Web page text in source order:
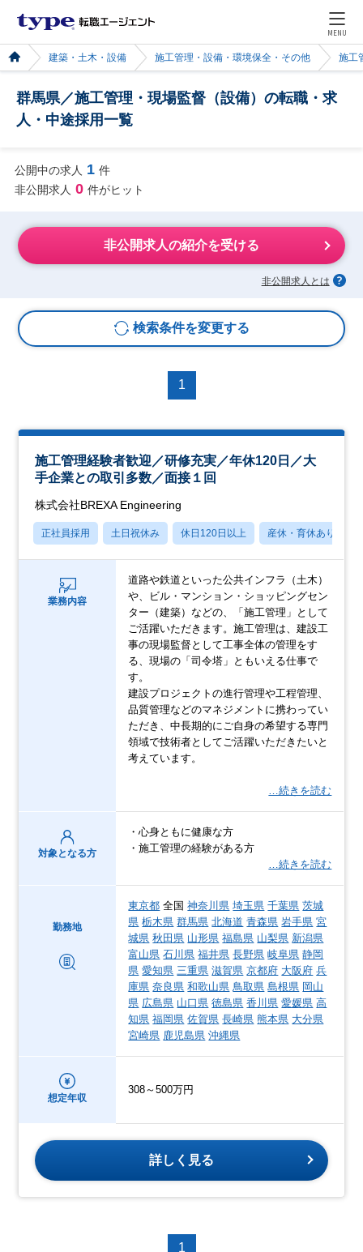
MENU
建築・土木・設備 施工管理・設備・環境保全・その他 施工
群馬県／施工管理・現場監督（設備）の転職・求
人・中途採用一覧
公開中の求人 1 件
非公開求人 0 件がヒット
非公開求人の紹介を受ける
非公開求人とは
検索条件を変更する
1
施工管理経験者歓迎／研修充実／年休120日／大
手企業との取引多数／面接１回
株式会社BREXA Engineering
正社員採用 土日祝休み 休日120日以上 産休・育休あり
業務内容
道路や鉄道といった公共インフラ（土木）
や、ビル・マンション・ショッピングセン
ター（建築）などの、「施工管理」として
ご活躍いただきます。施工管理は、建設工
事の現場監督として工事全体の管理をす
る、現場の「司令塔」ともいえる仕事で
す。
建設プロジェクトの進行管理や工程管理、
品質管理などのマネジメントに携わってい
ただき、中長期的にご自身の希望する専門
領域で技術者としてご活躍いただきたいと
考えています。
…続きを読む
対象となる方
・心身ともに健康な方
・施工管理の経験がある方
…続きを読む
勤務地
東京都 全国神奈川県 埼玉県 千葉県 茨城
県 栃木県 群馬県 北海道 青森県 岩手県 宮
城県 秋田県 山形県 福島県 山梨県 新潟県
富山県 石川県 福井県 長野県 岐阜県 静岡
県 愛知県 三重県 滋賀県 京都府 大阪府 兵
庫県 奈良県 和歌山県 鳥取県 島根県 岡山
県 広島県 山口県 徳島県 香川県 愛媛県 高
知県 福岡県 佐賀県 長崎県 熊本県 大分県
宮崎県 鹿児島県 沖縄県
想定年収
308～500万円
詳しく見る
1